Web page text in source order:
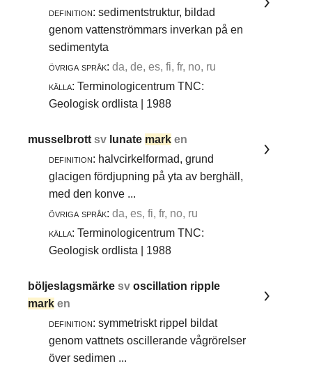
definition: sedimentstruktur, bildad
genom vattenströmmars inverkan på en
sedimentyta
övriga språk: da, de, es, fi, fr, no, ru
källa: Terminologicentrum TNC:
Geologisk ordlista | 1988
musselbrottsv lunate mark en
definition: halvcirkelformad, grund
glacigen fördjupning på yta av berghäll,
med den konve ...
övriga språk: da, es, fi, fr, no, ru
källa: Terminologicentrum TNC:
Geologisk ordlista | 1988
böljeslagsmärkesvoscillation ripple
mark en
definition: symmetriskt rippel bildat
genom vattnets oscillerande vågrörelser
över sedimen ...